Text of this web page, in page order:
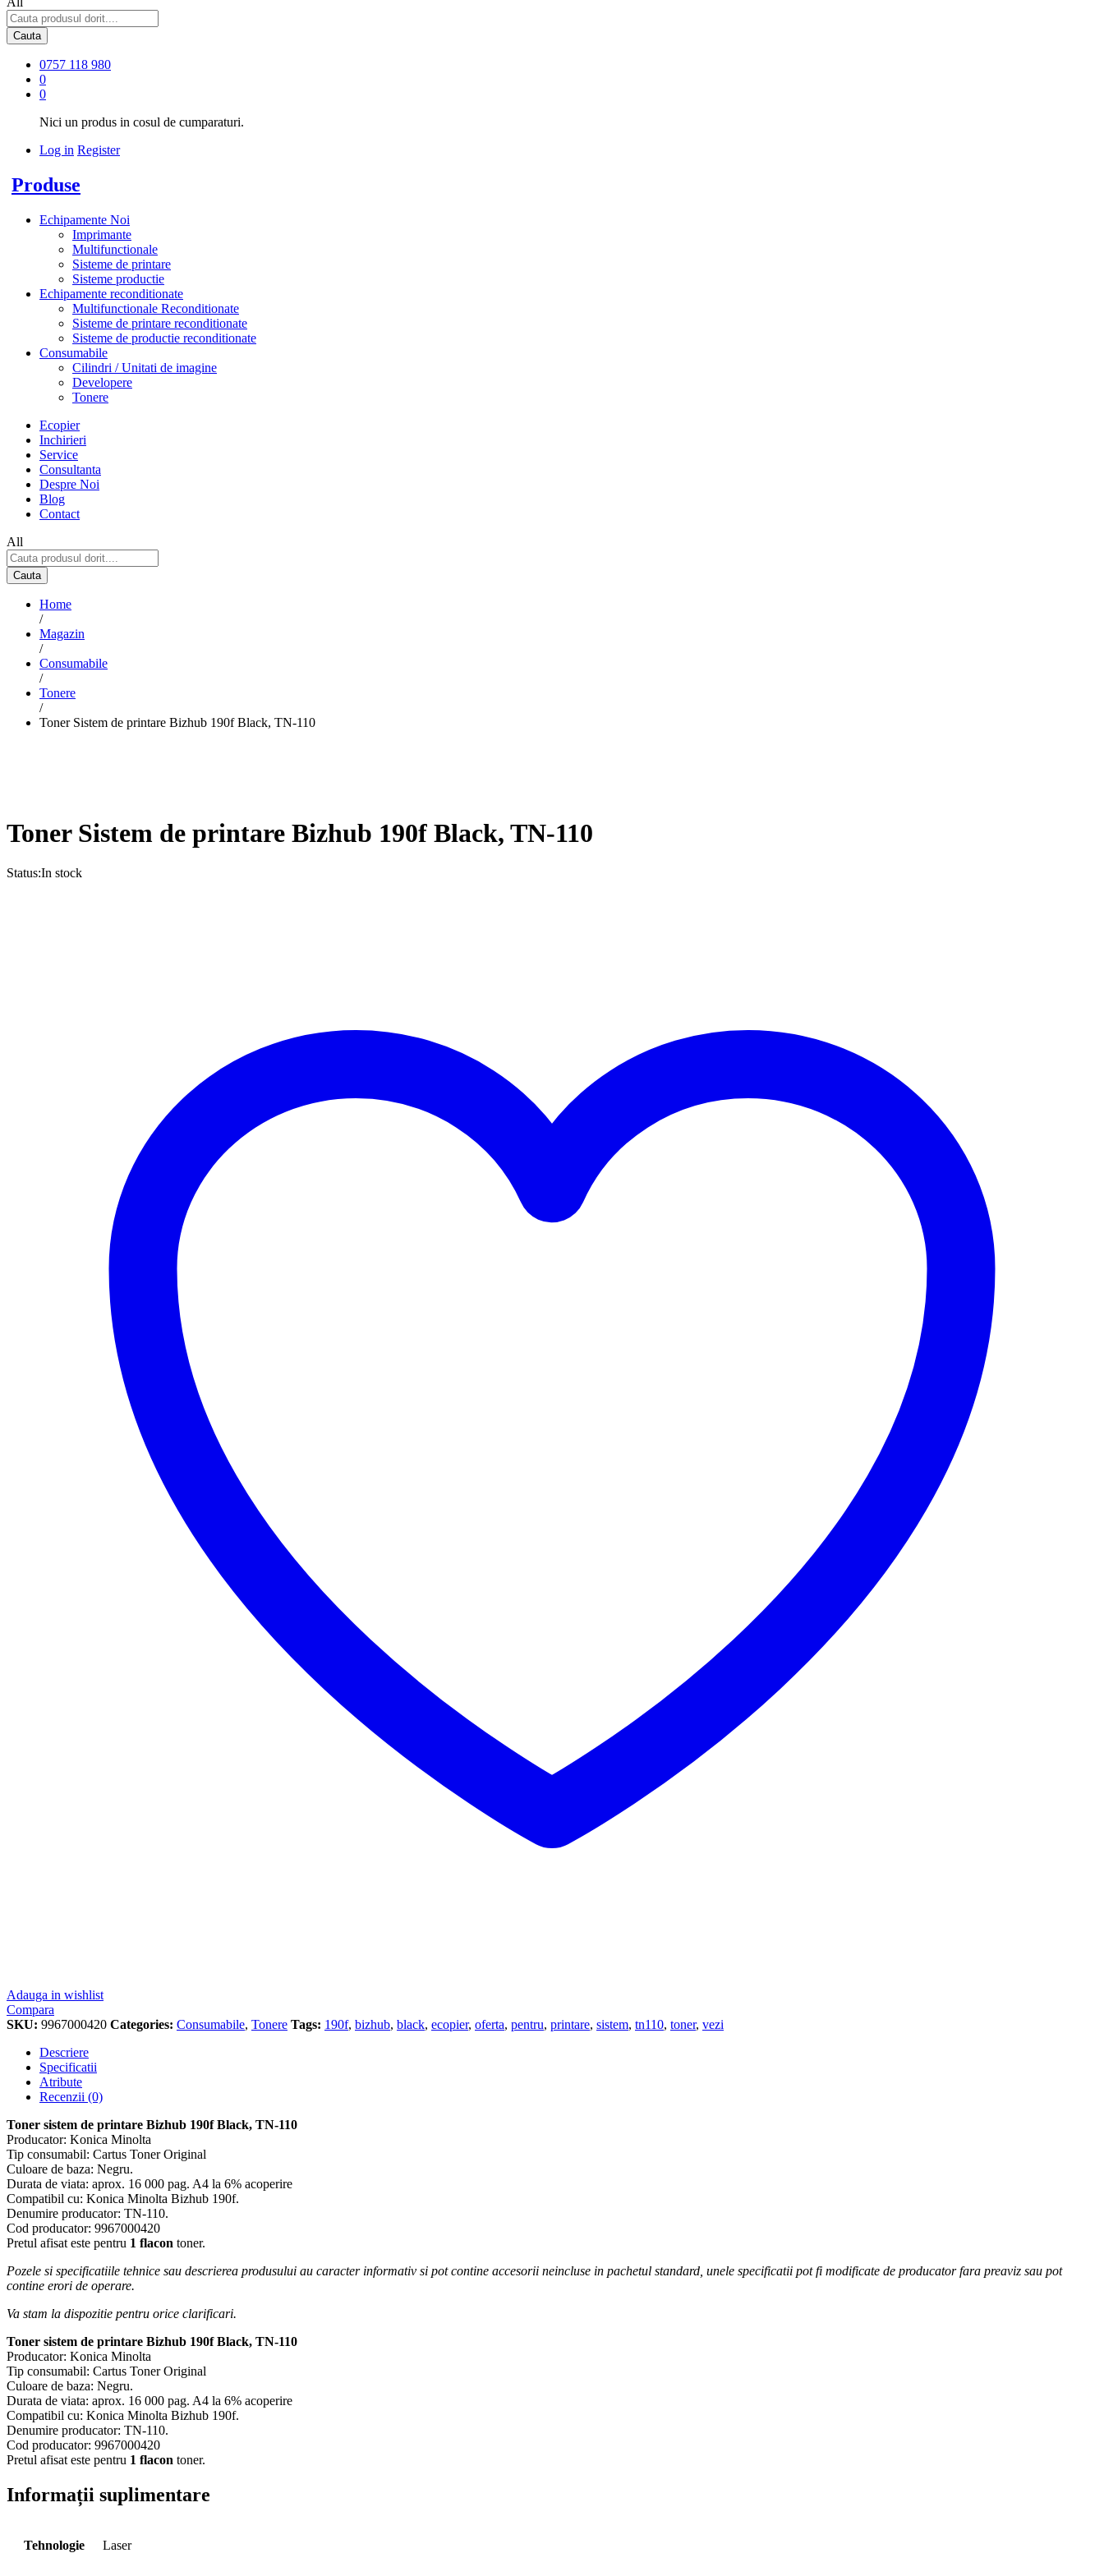
Cauta
0757 118 980
0
0
Nici un produs in cosul de cumparaturi.
Log in Register
Produse
Echipamente Noi
Imprimante
Multifunctionale
Sisteme de printare
Sisteme productie
Echipamente reconditionate
Multifunctionale Reconditionate
Sisteme de printare reconditionate
Sisteme de productie reconditionate
Consumabile
Cilindri / Unitati de imagine
Developere
Tonere
Ecopier
Inchirieri
Service
Consultanta
Despre Noi
Blog
Contact
All
Cauta
Home
/
Magazin
/
Consumabile
/
Tonere
/
Toner Sistem de printare Bizhub 190f Black, TN-110
Toner Sistem de printare Bizhub 190f Black, TN-110
Status:In stock
Adauga in wishlist
Compara
SKU: 9967000420 Categories: Consumabile, Tonere Tags: 190f, bizhub, black, ecopier, oferta, pentru, printare, sistem, tn110, toner, vezi
Descriere
Specificatii
Atribute
Recenzii (0)
Toner sistem de printare Bizhub 190f Black, TN-110
Producator: Konica Minolta
Tip consumabil: Cartus Toner Original
Culoare de baza: Negru.
Durata de viata: aprox. 16 000 pag. A4 la 6% acoperire
Compatibil cu: Konica Minolta Bizhub 190f.
Denumire producator: TN-110.
Cod producator: 9967000420
Pretul afisat este pentru 1 flacon toner.
Pozele si specificatiile tehnice sau descrierea produsului au caracter informativ si pot contine accesorii neincluse in pachetul standard, unele specificatii pot fi modificate de producator fara preaviz sau pot
contine erori de operare.
Va stam la dispozitie pentru orice clarificari.
Toner sistem de printare Bizhub 190f Black, TN-110
Producator: Konica Minolta
Tip consumabil: Cartus Toner Original
Culoare de baza: Negru.
Durata de viata: aprox. 16 000 pag. A4 la 6% acoperire
Compatibil cu: Konica Minolta Bizhub 190f.
Denumire producator: TN-110.
Cod producator: 9967000420
Pretul afisat este pentru 1 flacon toner.
Informații suplimentare
Tehnologie Laser